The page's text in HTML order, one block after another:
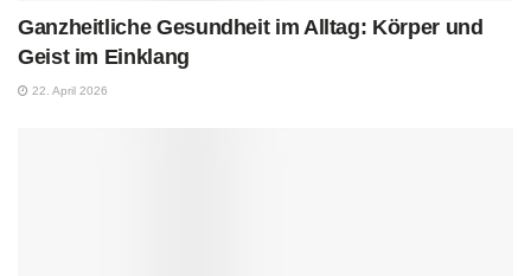
Ganzheitliche Gesundheit im Alltag: Körper und
Geist im Einklang
22. April 2026